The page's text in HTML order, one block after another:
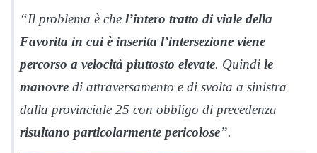
“Il problema è che l’intero tratto di viale della
Favorita in cui è inserita l’intersezione viene
percorso a velocità piuttosto elevate. Quindi le
manovre di attraversamento e di svolta a sinistra
dalla provinciale 25 con obbligo di precedenza
risultano particolarmente pericolose”.